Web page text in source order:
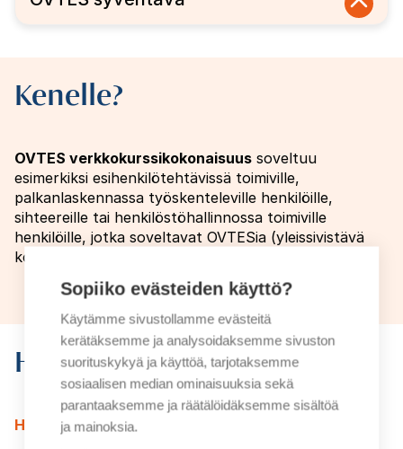
Kenelle?
OVTES verkkokurssikokonaisuussoveltuu
esimerkiksi esihenkilötehtävissä toimiville,
palkanlaskennassa työskenteleville henkilöille,
sihteereille tai henkilöstöhallinnossa toimiville
henkilöille, jotka soveltavat OVTESia (yleissivistävä
koulutus) työssään.
Hinnat
Hinta on 390 € + voimassa oleva alv / hlö
Sopiiko evästeiden käyttö?
Käytämme sivustollamme evästeitä
kerätäksemme ja analysoidaksemme sivuston
suorituskykyä ja käyttöä, tarjotaksemme
sosiaalisen median ominaisuuksia sekä
parantaaksemme ja räätälöidäksemme sisältöä
ja mainoksia.